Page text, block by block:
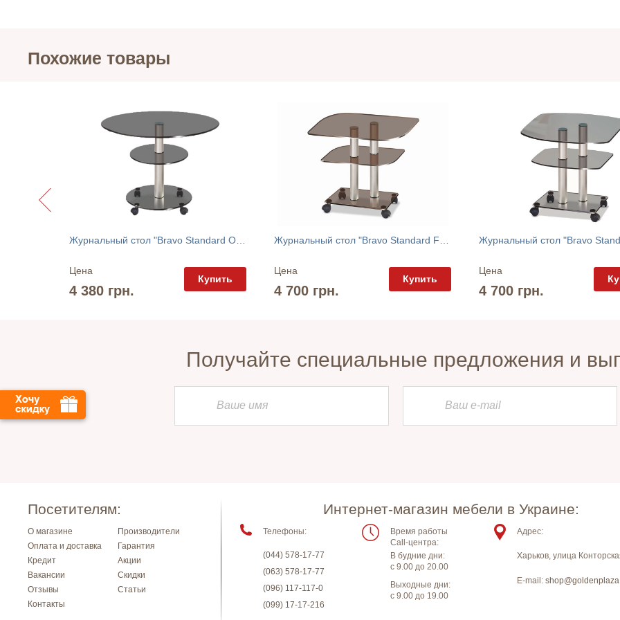
Похожие товары
Цена
4 380 грн.
Купить
Цена
4 700 грн.
Купить
Цена
4 700 грн.
Получайте специальные предложения и
Посетителям:
О магазине
Производители
Оплата и доставка
Гарантия
Кредит
Акции
Вакансии
Скидки
Отзывы
Статьи
Контакты
Интернет-магазин мебели в Украине:
Телефоны:
(044) 578-17-77
(063) 578-17-77
(096) 117-117-0
(099) 17-17-216
Время работы
Call-центра:
В будние дни:
с 9.00 до 20.00
Выходные дни:
с 9.00 до 19.00
Адрес:
Харьков,улица
E-mail: